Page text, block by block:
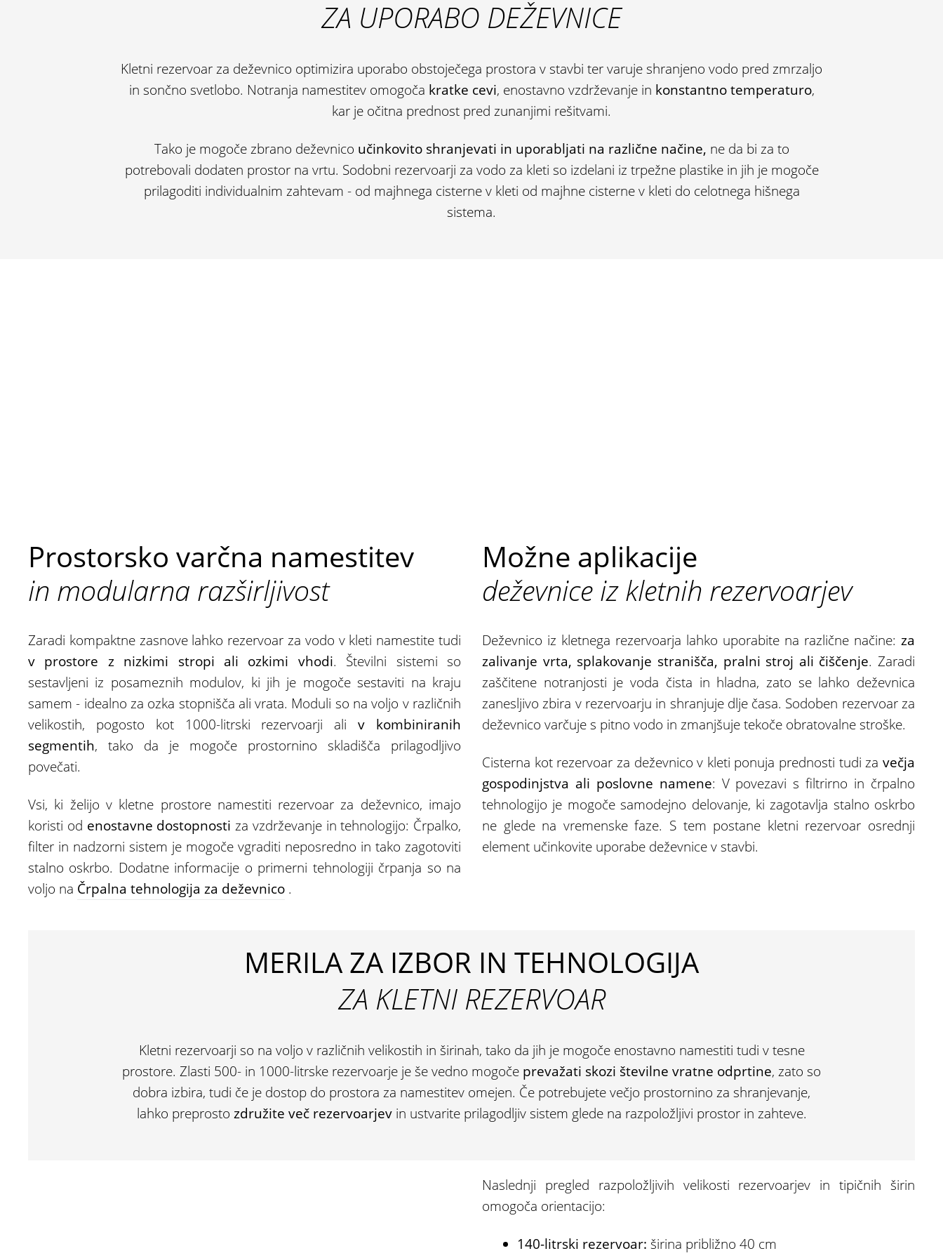
ZA UPORABO DEŽEVNICE
Kletni rezervoar za deževnico optimizira uporabo obstoječega prostora v stavbi ter varuje shranjeno vodo pred zmrzaljo
in sončno svetlobo. Notranja namestitev omogoča kratke cevi, enostavno vzdrževanje in konstantno temperaturo,
kar je očitna prednost pred zunanjimi rešitvami.
Tako je mogoče zbrano deževnico učinkovito shranjevati in uporabljati na različne načine, ne da bi za to
potrebovali dodaten prostor na vrtu. Sodobni rezervoarji za vodo za kleti so izdelani iz trpežne plastike in jih je mogoče
prilagoditi individualnim zahtevam - od majhnega cisterne v kleti od majhne cisterne v kleti do celotnega hišnega
sistema.
Prostorsko varčna namestitev
in modularna razširljivost
Zaradi kompaktne zasnove lahko rezervoar za vodo v kleti namestite tudi
v prostore z nizkimi stropi ali ozkimi vhodi. Številni sistemi so
sestavljeni iz posameznih modulov, ki jih je mogoče sestaviti na kraju
samem - idealno za ozka stopnišča ali vrata. Moduli so na voljo v različnih
velikostih, pogosto kot 1000-litrski rezervoarji aliv kombiniranih
segmentih, tako da je mogoče prostornino skladišča prilagodljivo
povečati.
Vsi, ki želijo v kletne prostore namestiti rezervoar za deževnico, imajo
koristi od enostavne dostopnosti za vzdrževanje in tehnologijo: Črpalko,
filter in nadzorni sistem je mogoče vgraditi neposredno in tako zagotoviti
stalno oskrbo. Dodatne informacije o primerni tehnologiji črpanja so na
voljo na Črpalna tehnologija za deževnico .
Možne aplikacije
deževnice iz kletnih rezervoarjev
Deževnico iz kletnega rezervoarja lahko uporabite na različne načine: za
zalivanje vrta, splakovanje stranišča, pralni stroj ali čiščenje. Zaradi
zaščitene notranjosti je voda čista in hladna, zato se lahko deževnica
zanesljivo zbira v rezervoarju in shranjuje dlje časa. Sodoben rezervoar za
deževnico varčuje s pitno vodo in zmanjšuje tekoče obratovalne stroške.
Cisterna kot rezervoar za deževnico v kleti ponuja prednosti tudi za večja
gospodinjstva ali poslovne namene: V povezavi s filtrirno in črpalno
tehnologijo je mogoče samodejno delovanje, ki zagotavlja stalno oskrbo
ne glede na vremenske faze. S tem postane kletni rezervoar osrednji
element učinkovite uporabe deževnice v stavbi.
MERILA ZA IZBOR IN TEHNOLOGIJA
ZA KLETNI REZERVOAR
Kletni rezervoarji so na voljo v različnih velikostih in širinah, tako da jih je mogoče enostavno namestiti tudi v tesne
prostore. Zlasti 500- in 1000-litrske rezervoarje je še vedno mogoče prevažati skozi številne vratne odprtine, zato so
dobra izbira, tudi če je dostop do prostora za namestitev omejen. Če potrebujete večjo prostornino za shranjevanje,
lahko preprosto združite več rezervoarjevin ustvarite prilagodljiv sistem glede na razpoložljivi prostor in zahteve.
Naslednji pregled razpoložljivih velikosti rezervoarjev in tipičnih širin
omogoča orientacijo:
140-litrski rezervoar: širina približno 40 cm